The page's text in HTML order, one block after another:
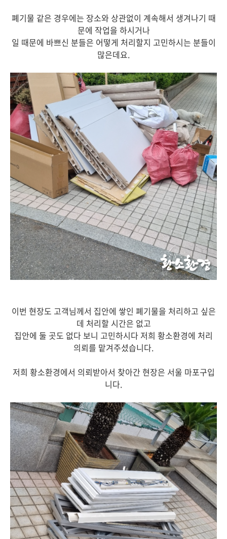
폐기물 같은 경우에는 장소와 상관없이 계속해서 생겨나기 때
문에 작업을 하시거나
일 때문에 바쁘신 분들은 어떻게 처리할지 고민하시는 분들이
많은데요.
이번 현장도 고객님께서 집안에 쌓인 폐기물을 처리하고 싶은
데 처리할 시간은 없고
집안에 둘 곳도 없다 보니 고민하시다 저희 황소환경에 처리
의뢰를 맡겨주셨습니다.
저희 황소환경에서 의뢰받아서 찾아간 현장은 서울 마포구입
니다.